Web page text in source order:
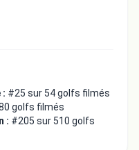
: #25 sur 54 golfs filmés
golfs filmés
: #205 sur 510 golfs